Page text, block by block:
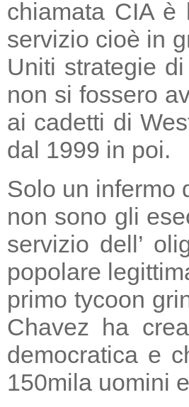
chiamata CIA
servizio cioè in
Uniti strategie
non si fossero
ai cadetti di
dal 1999 in poi.
Solo un infermo
non sono gli
servizio dell’
popolare
primo tycoon
Chavez ha
democratica e
150mila uomini